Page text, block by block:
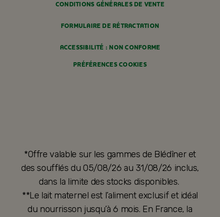
CONDITIONS GÉNÉRALES DE VENTE
FORMULAIRE DE RÉTRACTATION
ACCESSIBILITÉ : NON CONFORME
PRÉFÉRENCES COOKIES
*Offre valable sur les gammes de Blédîner et
des soufflés du 05/08/26 au 31/08/26 inclus,
dans la limite des stocks disponibles.
**Le lait maternel est l’aliment exclusif et idéal
du nourrisson jusqu’à 6 mois. En France, la